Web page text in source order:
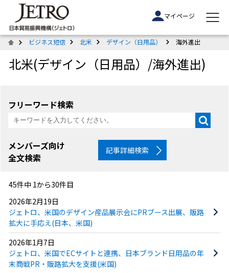
マイページ
ビジネス短信 北米 デザイン（日用品） 海外進出
北米(デザイン（日用品）/海外進出)
フリーワード検索
メンバーズ向け
全文検索
記事詳細検索
45件中 1から30件目
2026年2月19日
ジェトロ、米国のデザイン産品展示会にPRブース出展、販路
拡大に手応え(日本、米国)
2026年1月7日
ジェトロ、米国でECサイトと連携、日本ブランド日用品の年
末商戦PR・販路拡大を支援(米国)